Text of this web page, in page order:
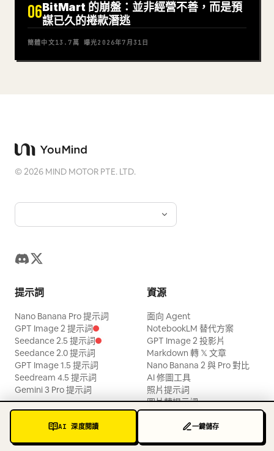
AI 深度閱讀 一鍵儲存
06BitMart 的崩盤：並非經營不善，而是預
謀已久的捲款潛逃
簡體中文13.7萬 曝光2026年7月31日
©2026 MIND MOTOR PTE. LTD.
提示詞
Nano Banana Pro 提示詞
GPT Image 2 提示詞
Seedance 2.5 提示詞
Seedance 2.0 提示詞
GPT Image 1.5 提示詞
Seedream 4.5 提示詞
Gemini 3 Pro 提示詞
資源
面向 Agent
NotebookLM 替代方案
GPT Image 2 投影片
Markdown 轉 𝕏 文章
Nano Banana 2 與 Pro 對比
AI 修圖工具
照片提示詞
圖片轉提示詞
Lenny 職涯教練
ABTI 性格測試